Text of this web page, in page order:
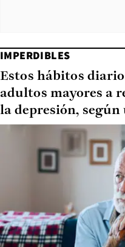
IMPERDIBLES
Estos hábitos
adultos mayores a
la depresión, según